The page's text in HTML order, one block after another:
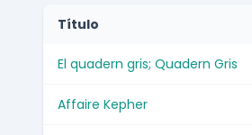
Título
El quadern gris; Quadern Gris
Affaire Kepher